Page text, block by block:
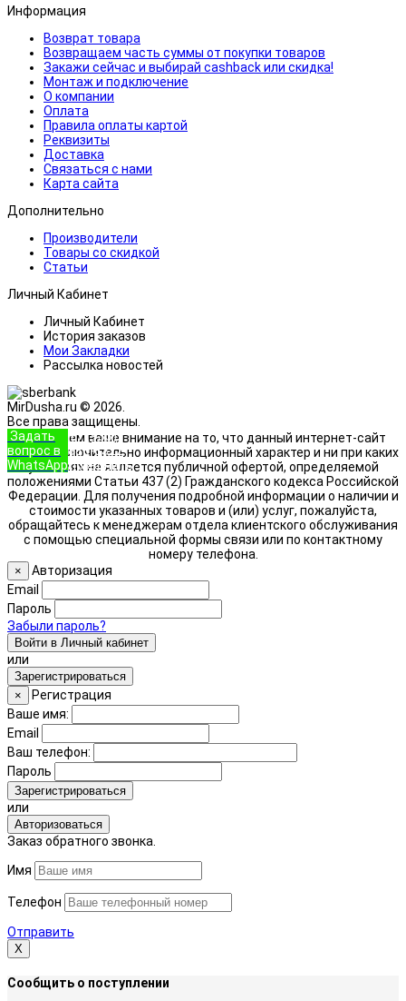
Информация
Возврат товара
Возвращаем часть суммы от покупки товаров
Закажи сейчас и выбирай cashback или скидка!
Монтаж и подключение
О компании
Оплата
Правила оплаты картой
Реквизиты
Доставка
Связаться с нами
Карта сайта
Дополнительно
Производители
Товары со скидкой
Статьи
Личный Кабинет
Личный Кабинет
История заказов
Мои Закладки
Рассылка новостей
MirDusha.ru © 2026.
Все права защищены.
Обращаем ваше внимание на то, что данный интернет-сайт
носит исключительно информационный характер и ни при каких
условиях не является публичной офертой, определяемой
положениями Статьи 437 (2) Гражданского кодекса Российской
Федерации. Для получения подробной информации о наличии и
стоимости указанных товаров и (или) услуг, пожалуйста,
обращайтесь к менеджерам отдела клиентского обслуживания
с помощью специальной формы связи или по контактному
номеру телефона.
Задать
вопрос в
WhatsApp
+7 (933)
888-8322
Позвонить
×
Авторизация
Email
Пароль
Забыли пароль?
Войти в Личный кабинет
или
Зарегистрироваться
×
Регистрация
Ваше имя:
Email
Ваш телефон:
Пароль
Зарегистрироваться
или
Авторизоваться
Заказ обратного звонка.
Имя
Телефон
Отправить
Х
Сообщить о поступлении